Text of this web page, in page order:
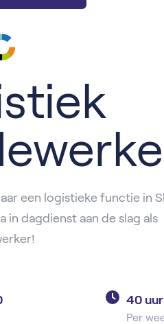
een logistieke functie in
in dagdienst aan de slag als
40 uur
Per